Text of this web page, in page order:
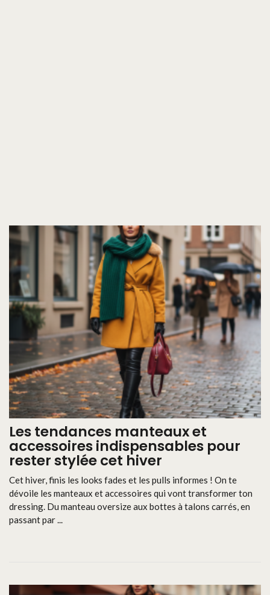
Les tendances manteaux et
accessoires indispensables pour
rester stylée cet hiver
Cet hiver, finis les looks fades et les pulls informes ! On te
dévoile les manteaux et accessoires qui vont transformer ton
dressing. Du manteau oversize aux bottes à talons carrés, en
passant par ...